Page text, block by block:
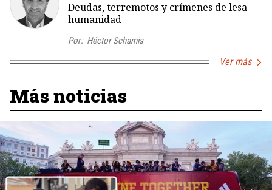
Deudas, terremotos y crímenes de lesa
humanidad
Por: Héctor Schamis
Ver más
Más noticias